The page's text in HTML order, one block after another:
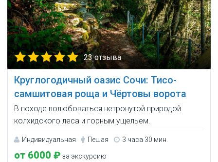
23 отзыва
Круглогодичный оазис Сочи: Тисо-
самшитовая роща и Чёртовы ворота
В походе полюбоваться нетронутой природой
колхидского леса и горным ущельем.
Индивидуальная Пешая 3 часа 30 мин.
от 6000 ₽ за экскурсию